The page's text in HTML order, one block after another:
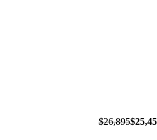
$26,895